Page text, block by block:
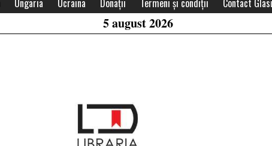
Ungaria Ucraina Donații Termeni și condiții Contact
5 august 2026